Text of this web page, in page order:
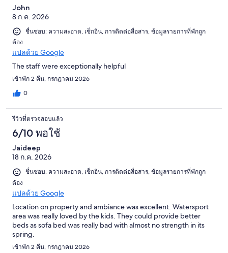
John
8 ก.ค. 2026
ชื่นชอบ: ความสะอาด, เช็กอิน, การติดต่อสื่อสาร, ข้อมูลรายการที่พักถูก
ต้อง
แปลด้วย Google
The staff were exceptionally helpful
เข้าพัก 2 คืน, กรกฎาคม 2026
0
รีวิวที่ตรวจสอบแล้ว
6/10 พอใช้
Jaideep
18 ก.ค. 2026
ชื่นชอบ: ความสะอาด, เช็กอิน, การติดต่อสื่อสาร, ข้อมูลรายการที่พักถูก
ต้อง
แปลด้วย Google
Location on property and ambiance was excellent. Watersport
area was really loved by the kids. They could provide better
beds as sofa bed was really bad with almost no strength in its
spring.
เข้าพัก 2 คืน, กรกฎาคม 2026